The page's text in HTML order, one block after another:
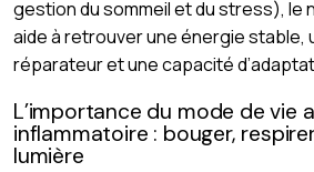
gestion du sommeil et du stress), le
aide à retrouver une énergie stable,
réparateur et une capacité
L’importance du mode de vie
inflammatoire : bouger,
lumière